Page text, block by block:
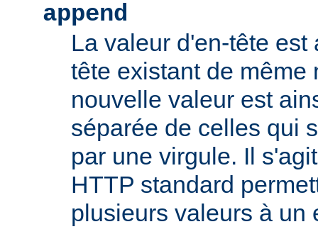
append
La valeur d'en-tête est
tête existant de même
nouvelle valeur est
séparée de celles qui
par une virgule. Il
HTTP standard
plusieurs valeurs à un